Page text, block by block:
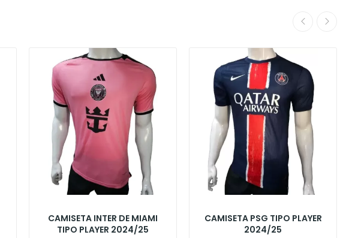
CAMISETA INTER DE MIAMI
TIPO PLAYER 2024/25
CAMISETA PSG TIPO PLAYER
2024/25